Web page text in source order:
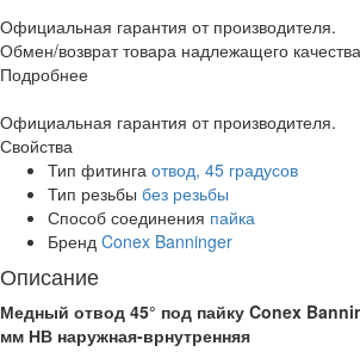
Официальная гарантия от производителя.
Обмен/возврат товара надлежащего
Подробнее
Официальная гарантия от производителя.
Свойства
Тип фитинга отвод, 45 градусов
Тип резьбы без резьбы
Способ соединения пайка
Бренд Conex Banninger
Описание
Медный отвод 45° под пайку Conex
мм НВ наружная-врнутренняя